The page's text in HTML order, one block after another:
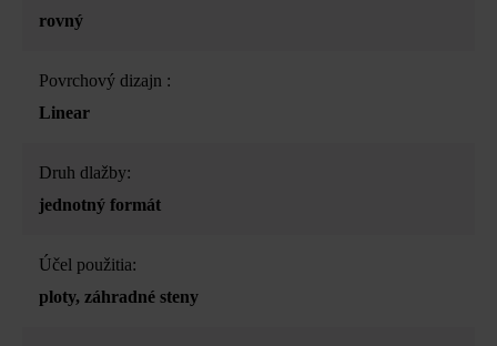
rovný
Povrchový dizajn :
Linear
Druh dlažby:
jednotný formát
Účel použitia:
ploty, záhradné steny